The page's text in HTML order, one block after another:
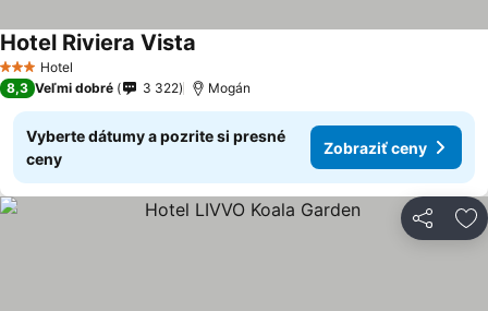
3 Počet hviezdičiek
Hotel
Hotel Riviera Vista
8,3 Veľmi dobré 3 322 Mogán
Vyberte dátumy a pozrite si presné
ceny
Zobraziť ceny
Zdieľať